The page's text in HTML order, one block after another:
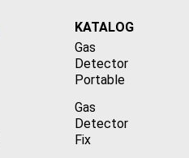
KATALOG
Gas
Detector
Portable
Gas
Detector
Fix